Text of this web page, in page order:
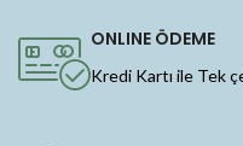
ONLINE ÖDEME
Kredi Kartı ile Tek